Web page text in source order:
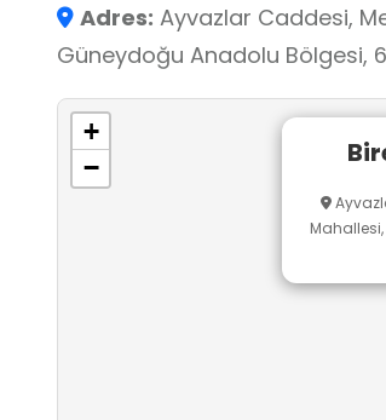
Adres: Ayvazlar Caddesi,
Güneydoğu Anadolu Bölgesi,
+
−